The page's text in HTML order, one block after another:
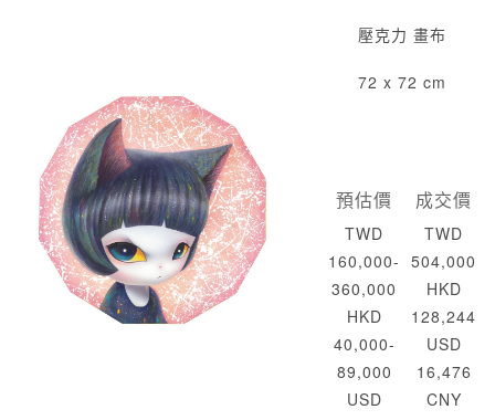
壓克力 畫布
72 x 72 cm
預估價
TWD
160,000-
360,000
HKD
40,000-
89,000
USD
成交價
TWD
504,000
HKD
128,244
USD
16,476
CNY